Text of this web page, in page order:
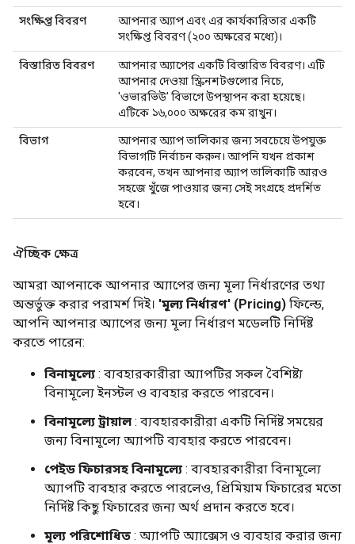
সংক্ষিপ্ত বিবরণ
আপনার অ্যাপ এবং এর কার্যকারিতার একটি
সংক্ষিপ্ত বিবরণ (২০০ অক্ষরের মধ্যে)।
বিস্তারিত বিবরণ
আপনার অ্যাপের একটি বিস্তারিত বিবরণ। এটি
আপনার দেওয়া স্ক্রিনশটগুলোর নিচে,
'ওভারভিউ' বিভাগে উপস্থাপন করা হয়েছে।
এটিকে ১৬,০০০ অক্ষরের কম রাখুন।
বিভাগ
আপনার অ্যাপ তালিকার জন্য সবচেয়ে উপযুক্ত
বিভাগটি নির্বাচন করুন। আপনি যখন প্রকাশ
করবেন, তখন আপনার অ্যাপ তালিকাটি আরও
সহজে খুঁজে পাওয়ার জন্য সেই সংগ্রহে প্রদর্শিত
হবে।
ঐচ্ছিক ক্ষেত্র
আমরা আপনাকে আপনার অ্যাপের জন্য মূল্য নির্ধারণের তথ্য
অন্তর্ভুক্ত করার পরামর্শ দিই। 'মূল্য নির্ধারণ' (Pricing) ফিল্ডে,
আপনি আপনার অ্যাপের জন্য মূল্য নির্ধারণ মডেলটি নির্দিষ্ট
করতে পারেন:
বিনামূল্যে : ব্যবহারকারীরা অ্যাপটির সকল বৈশিষ্ট্য
বিনামূল্যে ইনস্টল ও ব্যবহার করতে পারবেন।
বিনামূল্যে ট্রায়াল : ব্যবহারকারীরা একটি নির্দিষ্ট সময়ের
জন্য বিনামূল্যে অ্যাপটি ব্যবহার করতে পারবেন।
পেইড ফিচারসহ বিনামূল্যে : ব্যবহারকারীরা বিনামূল্যে
অ্যাপটি ব্যবহার করতে পারলেও, প্রিমিয়াম ফিচারের মতো
নির্দিষ্ট কিছু ফিচারের জন্য অর্থ প্রদান করতে হবে।
মূল্য পরিশোধিত : অ্যাপটি অ্যাক্সেস ও ব্যবহার করার জন্য